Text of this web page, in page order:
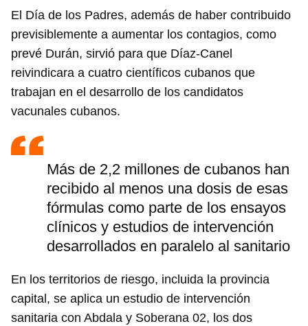
El Día de los Padres, además de haber contribuido
previsiblemente a aumentar los contagios, como
prevé Durán, sirvió para que Díaz-Canel
reivindicara a cuatro científicos cubanos que
trabajan en el desarrollo de los candidatos
vacunales cubanos.
Más de 2,2 millones de cubanos han
recibido al menos una dosis de esas
fórmulas como parte de los ensayos
clínicos y estudios de intervención
desarrollados en paralelo al sanitario
En los territorios de riesgo, incluida la provincia
capital, se aplica un estudio de intervención
sanitaria con Abdala y Soberana 02, los dos